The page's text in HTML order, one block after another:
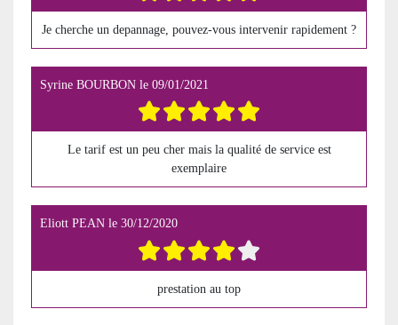
Je cherche un depannage, pouvez-vous intervenir rapidement ?
Syrine BOURBON le 09/01/2021
Le tarif est un peu cher mais la qualité de service est
exemplaire
Eliott PEAN le 30/12/2020
prestation au top